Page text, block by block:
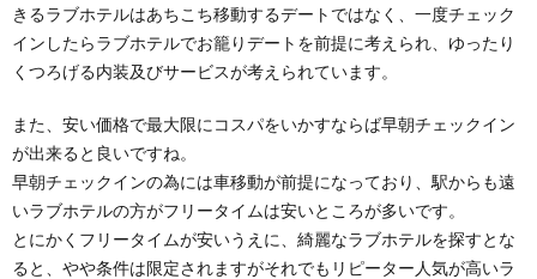
きるラブホテルはあちこち移動するデートではなく、一度チェック
インしたらラブホテルでお籠りデートを前提に考えられ、ゆったり
くつろげる内装及びサービスが考えられています。
また、安い価格で最大限にコスパをいかすならば早朝チェックイン
が出来ると良いですね。
早朝チェックインの為には車移動が前提になっており、駅からも遠
いラブホテルの方がフリータイムは安いところが多いです。
とにかくフリータイムが安いうえに、綺麗なラブホテルを探すとな
ると、やや条件は限定されますがそれでもリピーター人気が高いラ